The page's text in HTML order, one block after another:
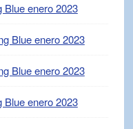
enero 2023
Blue enero 2023
Blue enero 2023
enero 2023